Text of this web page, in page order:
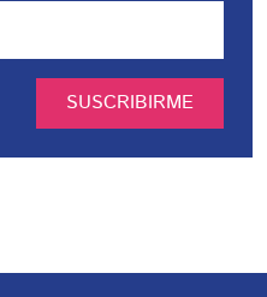
SUSCRIBIRME